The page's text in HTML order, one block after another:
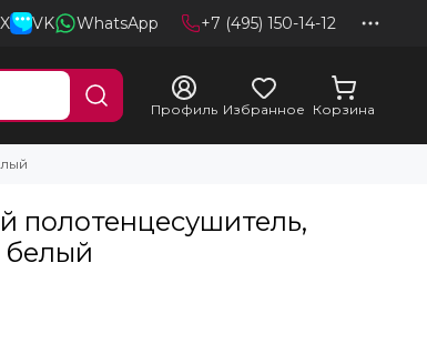
VK WhatsApp +7 (495) 150-14-12
Профиль Избранное Корзина
полотенцесушитель,